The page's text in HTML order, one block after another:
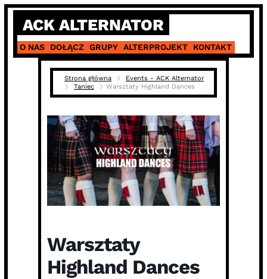
Skip
content
ACK ALTERNATOR
O NAS DOŁĄCZ GRUPY ALTERPROJEKT KONTAKT
Strona główna
Events - ACK Alternator
Taniec
Warsztaty Highland Dances
Warsztaty
Highland Dances